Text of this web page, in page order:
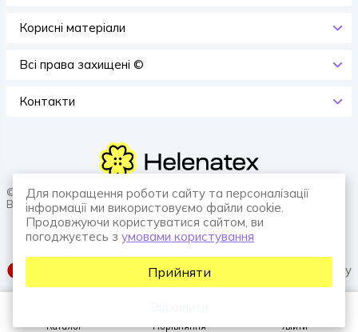
Корисні матеріали
Всi права захищенi ©
Контакти
© 2026 HELENATEX «Ґудзики, вішаки, нитки. Власне виробництво.
Все для швейної справи.»
SUFIX web agency
Каталог Порівняння Увійти
Для покращення роботи сайту та персоналізації
інформації ми використовуємо файли cookie.
Продовжуючи користуватися сайтом, ви
погоджуєтесь з умовами користування
Прийняти